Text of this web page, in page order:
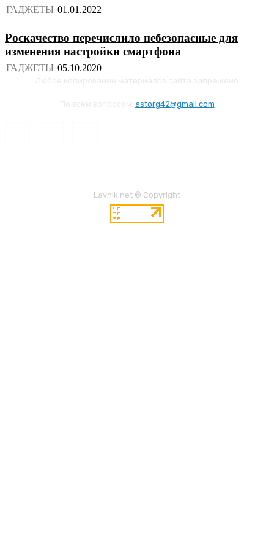
ГАДЖЕТЫ
Роскачество перечислило небезопасные для
изменения настройки смартфона
ГАДЖЕТЫ
astorg42@gmail.com
Lavnik.net © Copyright